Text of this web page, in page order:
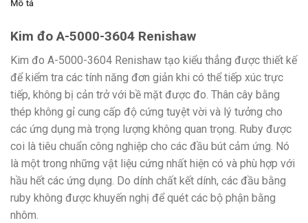
Mô tả
Kim đo A-5000-3604 Renishaw
Kim đo A-5000-3604 Renishaw tạo kiểu thẳng được thiết kế
để kiểm tra các tính năng đơn giản khi có thể tiếp xúc trực
tiếp, không bị cản trở với bề mặt được đo. Thân cây bằng
thép không gỉ cung cấp độ cứng tuyệt vời và lý tưởng cho
các ứng dụng mà trọng lượng không quan trọng. Ruby được
coi là tiêu chuẩn công nghiệp cho các đầu bút cảm ứng. Nó
là một trong những vật liệu cứng nhất hiện có và phù hợp với
hầu hết các ứng dụng. Do dính chất kết dính, các đầu bằng
ruby ​​không được khuyến nghị để quét các bộ phận bằng
nhôm.